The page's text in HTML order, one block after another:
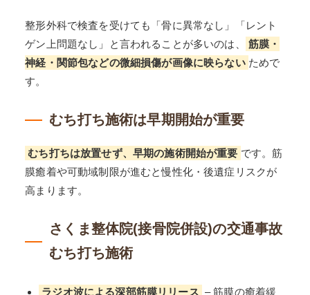
整形外科で検査を受けても「骨に異常なし」「レント
ゲン上問題なし」と言われることが多いのは、
筋膜・
神経・関節包などの微細損傷が画像に映らない ためで
す。
むち打ち施術は早期開始が重要
むち打ちは放置せず、早期の施術開始が重要 です。筋
膜癒着や可動域制限が進むと慢性化・後遺症リスクが
高まります。
さくま整体院(接骨院併設)の交通事故
むち打ち施術
ラジオ波による深部筋膜リリース – 筋膜の癒着緩